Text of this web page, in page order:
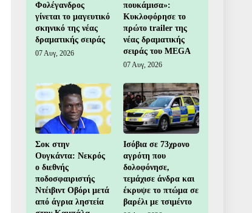
Φολέγανδρος
γίνεται το μαγευτικό
σκηνικό της νέας
δραματικής σειράς
07 Αυγ, 2026
πουκάμισα»:
Κυκλοφόρησε το
πρώτο trailer της
νέας δραματικής
σειράς του MEGA
07 Αυγ, 2026
Σοκ στην
Ουγκάντα: Νεκρός
ο διεθνής
ποδοσφαιριστής
Ντέιβιντ Οβόρι μετά
από άγρια ληστεία
Ισόβια σε 73χρονο
αγρότη που
δολοφόνησε,
τεμάχισε άνδρα και
έκρυψε το πτώμα σε
βαρέλι με τσιμέντο